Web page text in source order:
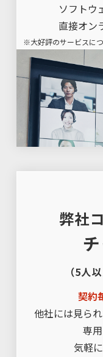
ソフトウ
直接オン
※大好評のサービスに
弊社
（5人
契約
他社には見ら
専
気軽